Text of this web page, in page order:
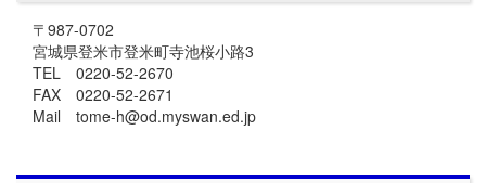
〒987-0702
宮城県登米市登米町寺池桜小路3
TEL 0220-52-2670
FAX 0220-52-2671
Mail tome-h@od.myswan.ed.jp